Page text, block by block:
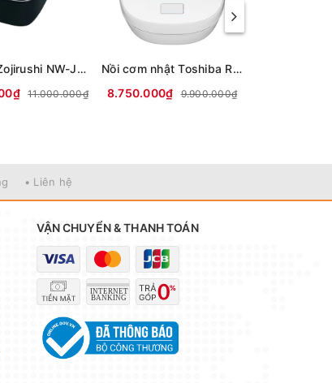
Nồi cơm Zojirushi NW-JZ10 có tách đường
11.000.000₫
Nồi cơm nhật Toshiba RC-18KGW Trắng và Đen
8.750.000₫
9.900.000₫
• Liên hệ
VẬN CHUYỂN & THANH TOÁN